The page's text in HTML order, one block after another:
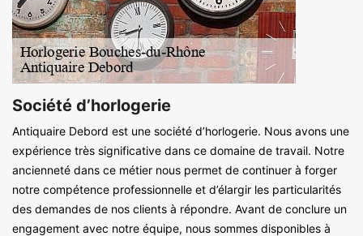
Société d’horlogerie
Antiquaire Debord est une société d’horlogerie. Nous avons une
expérience très significative dans ce domaine de travail. Notre
ancienneté dans ce métier nous permet de continuer à forger
notre compétence professionnelle et d’élargir les particularités
des demandes de nos clients à répondre. Avant de conclure un
engagement avec notre équipe, nous sommes disponibles à